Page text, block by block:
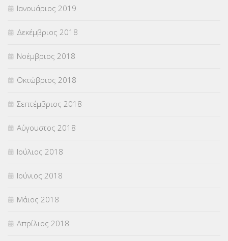
Ιανουάριος 2019
Δεκέμβριος 2018
Νοέμβριος 2018
Οκτώβριος 2018
Σεπτέμβριος 2018
Αύγουστος 2018
Ιούλιος 2018
Ιούνιος 2018
Μάιος 2018
Απρίλιος 2018